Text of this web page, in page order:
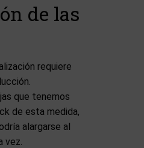
de las
requiere
que tenemos
de esta medida,
alargarse al
vez.